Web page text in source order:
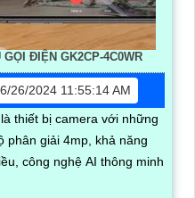
ĐIỆN GK2CP-4C0WR
6/26/2024 11:55:14 AM
thiết bị camera với những
phân giải 4mp, khả năng
công nghệ AI thông minh